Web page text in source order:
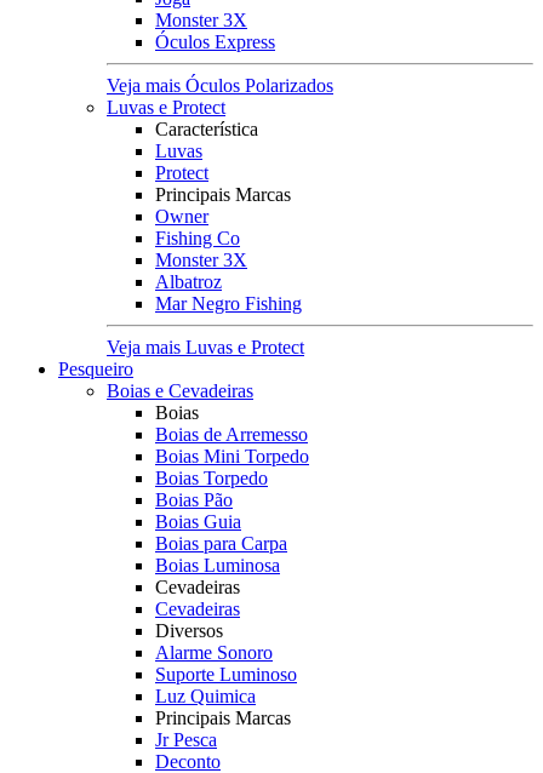
Monster 3X
Óculos Express
Veja mais Óculos Polarizados
Luvas e Protect
Característica
Luvas
Protect
Principais Marcas
Owner
Fishing Co
Monster 3X
Albatroz
Mar Negro Fishing
Veja mais Luvas e Protect
Pesqueiro
Boias e Cevadeiras
Boias
Boias de Arremesso
Boias Mini Torpedo
Boias Torpedo
Boias Pão
Boias Guia
Boias para Carpa
Boias Luminosa
Cevadeiras
Cevadeiras
Diversos
Alarme Sonoro
Suporte Luminoso
Luz Quimica
Principais Marcas
Jr Pesca
Deconto